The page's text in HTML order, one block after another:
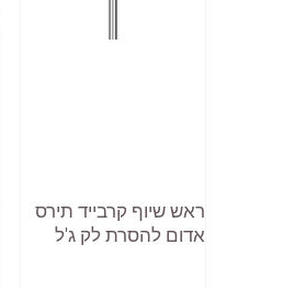
ראש שיוף קרבייד תירס
אדום להסרת לק ג'ל